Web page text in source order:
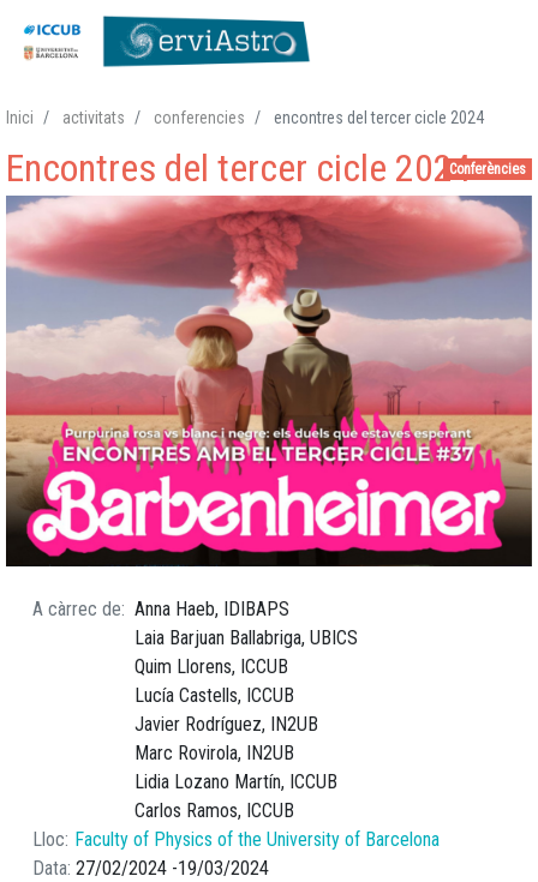
contingut
Inici activitats conferencies encontres del tercer cicle 2024
Conferències
Encontres del tercer cicle 2024
A càrrec de
Anna Haeb, IDIBAPS
Laia Barjuan Ballabriga, UBICS
Quim Llorens, ICCUB
Lucía Castells, ICCUB
Javier Rodríguez, IN2UB
Marc Rovirola, IN2UB
Lidia Lozano Martín, ICCUB
Carlos Ramos, ICCUB
Lloc
Faculty of Physics of the University of Barcelona
Data 27/02/2024 19/03/2024